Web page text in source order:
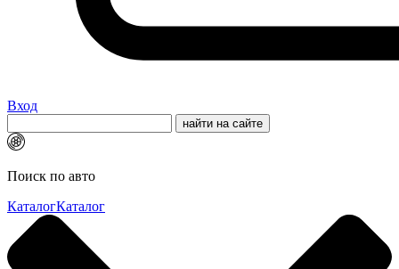
Вход
Поиск по авто
КаталогКаталог